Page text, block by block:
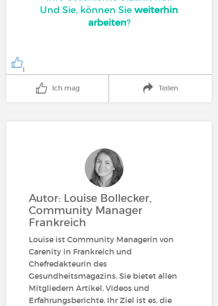
Und Sie, können Sie weiterhin
arbeiten?
1
Ich mag Teilen
Autor: Louise Bollecker,
Community Manager
Frankreich
Louise ist Community Managerin von
Carenity in Frankreich und
Chefredakteurin des
Gesundheitsmagazins. Sie bietet allen
Mitgliedern Artikel, Videos und
Erfahrungsberichte. Ihr Ziel ist es, die